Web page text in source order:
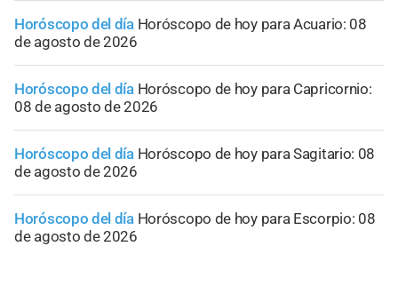
Horóscopo del día Horóscopo de hoy para Acuario: 08
de agosto de 2026
Horóscopo del día Horóscopo de hoy para Capricornio:
08 de agosto de 2026
Horóscopo del día Horóscopo de hoy para Sagitario: 08
de agosto de 2026
Horóscopo del día Horóscopo de hoy para Escorpio: 08
de agosto de 2026